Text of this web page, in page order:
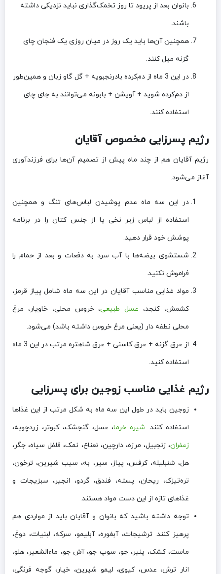
بانوان بعد از پریود تا روز تخمک‌گذاری نباید نزدیکی داشته
باشند.
همچنین آن‌ها باید یک روز در میان روزی یک فنجان چای
گزنه میل کنند.
در این 3 ماه از دم‌کرده بادرنجبویه + گل گاو زبان و همین‌طور
از دم‌کرده شوید + آویشن + بابونه می‌توانند به جای چای
استفاده کنند.
رژیم پسرزایی مخصوص آقایان
رژیم آقایان هم از چند ماه پیش از تصمیم آن‌ها برای فرزندآوری
آغاز می‌شود.
در این سه ماه عدم پوشیدن لباس‌های تنگ و همچنین
استفاده از لباس زیر نخی یا از جنس کتان را در برنامه
پوشش خود قرار دهید.
شستشوی بیضه‌ها با آب سرد به دفعات و بعد از حمام را
فراموش نکنید.
مواد غذایی مناسب آقایان در این سه ماه شامل پیاز قرمز،
کشمش، کنجد، عسل طبیعی، خروس محلی، خاویار، مرغ
محلی نطفه دار (یعنی مرغ خروس داشته باشد) می‌شود.
از عرق گزنه + عرق کاسنی + عرق شاهتره مرتب در این 3 ماه
استفاده کنید.
رژیم غذایی مناسب زوجین برای پسرزایی
زوجین باید در طول این سه ماه به شکل مرتب از این غذاها
استفاده کنند. شیره خرما، عسل، گنجشک، کبوتر، زردچوبه،
زعفران، زنجبیل، مرزه، دارچین، نعناع، نمک، فلفل سیاه، جگر،
هل، شنبلیله، کرفس، پیاز، سیر، به، سیب شیرین، ترخون،
تره‌تیزک، ریحان، پسته، فندق، گردو، انجیر، سبزیجات و
غذاهای تازه از این دست مواد هستند.
توجه داشته باشید که بانوان و آقایان باید از مواردی هم
پرهیز کنند. ترشیجات، آبغوره، آبلیمو، سرکه، لبنیات، دوغ،
ماست، کشک، پنیر، جو، سوپ جو، آش جو، ماءالشعیر، هلو،
انار ترش، عدس، کیوی، لیمو شیرین، خیار، گوجه فرنگی،